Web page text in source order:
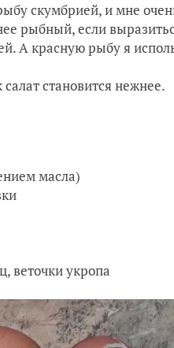
скумбрией, и мне
рыбный, если
А красную рыбу я
становится нежнее.
масла)
веточки укропа